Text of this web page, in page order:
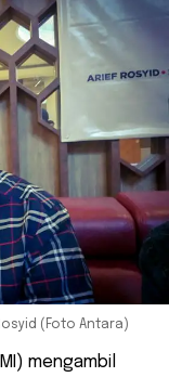
(Foto Antara)
mengambil